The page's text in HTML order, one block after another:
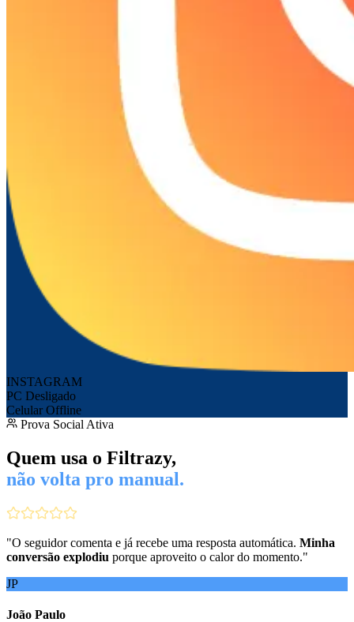
INSTAGRAM
PC Desligado
Celular Offline
Prova Social Ativa
Quem usa o Filtrazy,
não volta pro manual.
"O seguidor comenta e já recebe uma resposta automática. Minha
conversão explodiu porque aproveito o calor do momento."
JP
João Paulo